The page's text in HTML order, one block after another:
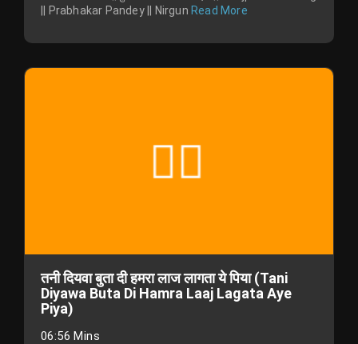
|| Prabhakar Pandey || Nirgun Read More
तनी दियवा बुता दी हमरा लाज लागता ये पिया (Tani
Diyawa Buta Di Hamra Laaj Lagata Aye
Piya)
06:56 Mins